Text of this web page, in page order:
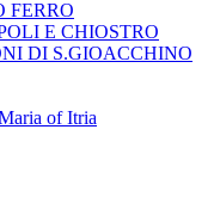
FERRO
E CHIOSTRO
DI S.GIOACCHINO
of Itria